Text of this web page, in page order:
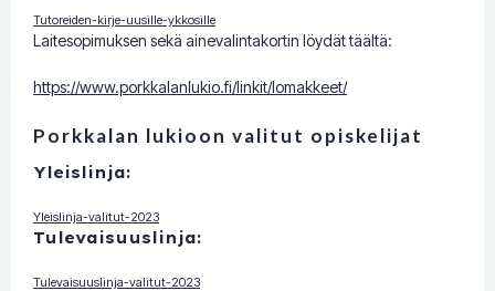
Tutoreiden-kirje-uusille-ykkosille
Laitesopimuksen sekä ainevalintakortin löydät täältä:
https://www.porkkalanlukio.fi/linkit/lomakkeet/
Porkkalan lukioon valitut opiskelijat
Yleislinja:
Yleislinja-valitut-2023
Tulevaisuuslinja:
Tulevaisuuslinja-valitut-2023